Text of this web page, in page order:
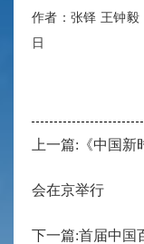
作者：张铎 王钟
日
上一篇:《中国
会在京举行
下一篇:首届中国